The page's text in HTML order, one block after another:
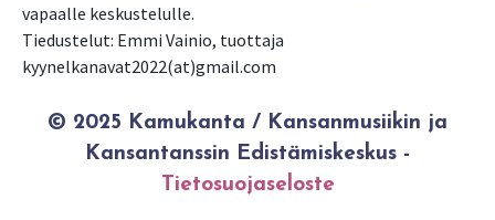
vapaalle keskustelulle.
Tiedustelut: Emmi Vainio, tuottaja
kyynelkanavat2022(at)gmail.com
© 2025 Kamukanta / Kansanmusiikin ja
Kansantanssin Edistämiskeskus -
Tietosuojaseloste